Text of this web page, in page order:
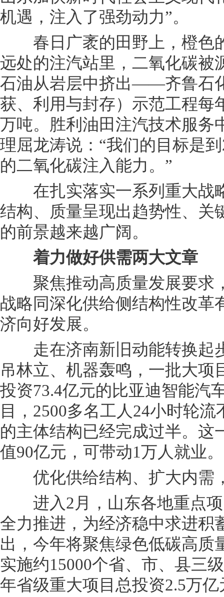
机遇，注入了强劲动力”。
春日广袤的田野上，橙色
远处的注汽站里，二氧化碳被
石油从岩层中挤出——齐鲁石
获、利用与封存）示范工程每
万吨。胜利油田注汽技术服务
理屈龙涛说：“我们的目标是
的二氧化碳注入能力。”
在扎实落实一系列重大战
结构、质量呈现出趋势性、关
的前景越来越广阔。
着力做好供需两大文章
聚焦推动高质量发展要求
战略同深化供给侧结构性改革
济向好发展。
走在济南新旧动能转换起
吊林立、机器轰鸣，一批大项
投资73.4亿元的比亚迪智能汽
目，2500多名工人24小时轮
的主体结构已经完成过半。这
值90亿元，可带动1万人就业。
优化供给结构、扩大内需
进入2月，山东各地重点项
全力推进，为经济稳中求进积
出，今年将聚焦绿色低碳高质
实施约15000个省、市、县三
年省级重大项目总投资2.5万亿